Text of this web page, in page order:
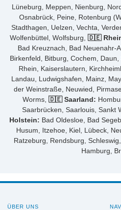
Lüneburg, Meppen, Nienburg,
Osnabrück, Peine, Rotenburg
Stadthagen, Uelzen, Vechta,
Wolfenbüttel, Wolfsburg, 🇩🇪
Bad Kreuznach, Bad Neuenahr-
Birkenfeld, Bitburg, Cochem,
Rhein, Kaiserslautern,
Landau, Ludwigshafen, Mainz,
der Weinstraße, Neuwied,
Worms, 🇩🇪 Saarland:
Saarbrücken, Saarlouis, Sankt
Holstein: Bad Oldesloe, Bad
Husum, Itzehoe, Kiel, Lübeck,
Ratzeburg, Rendsburg, Schleswig,
Hamburg,
ÜBER UNS